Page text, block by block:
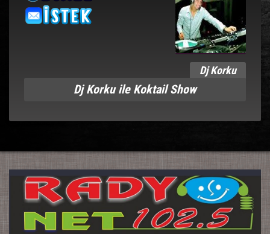
Dj Korku
Dj Korku ile Koktail Show